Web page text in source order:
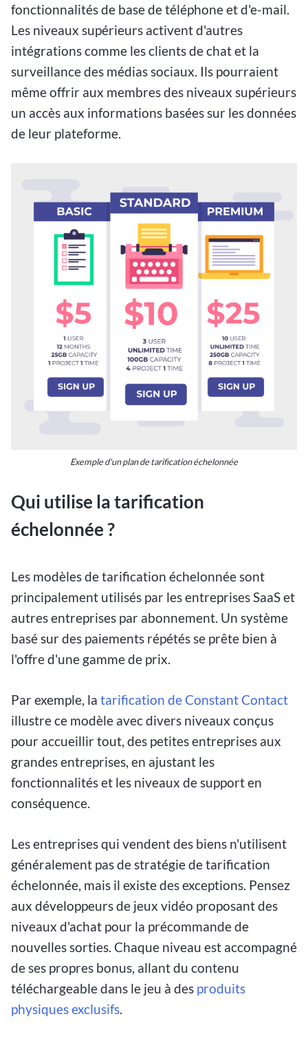
fonctionnalités de base de téléphone et d'e-mail.
Les niveaux supérieurs activent d'autres
intégrations comme les clients de chat et la
surveillance des médias sociaux. Ils pourraient
même offrir aux membres des niveaux supérieurs
un accès aux informations basées sur les données
de leur plateforme.
Exemple d'un plan de tarification échelonnée
Qui utilise la tarification
échelonnée ?
Les modèles de tarification échelonnée sont
principalement utilisés par les entreprises SaaS et
autres entreprises par abonnement. Un système
basé sur des paiements répétés se prête bien à
l'offre d'une gamme de prix.
Par exemple, la tarification de Constant Contact
illustre ce modèle avec divers niveaux conçus
pour accueillir tout, des petites entreprises aux
grandes entreprises, en ajustant les
fonctionnalités et les niveaux de support en
conséquence.
Les entreprises qui vendent des biens n'utilisent
généralement pas de stratégie de tarification
échelonnée, mais il existe des exceptions. Pensez
aux développeurs de jeux vidéo proposant des
niveaux d'achat pour la précommande de
nouvelles sorties. Chaque niveau est accompagné
de ses propres bonus, allant du contenu
téléchargeable dans le jeu à des produits
physiques exclusifs.